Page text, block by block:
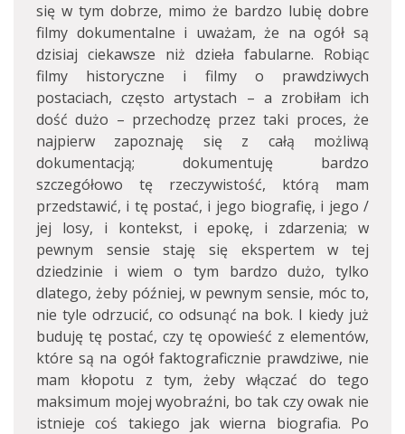
się w tym dobrze, mimo że bardzo lubię dobre
filmy dokumentalne i uważam, że na ogół są
dzisiaj ciekawsze niż dzieła fabularne. Robiąc
filmy historyczne i filmy o prawdziwych
postaciach, często artystach – a zrobiłam ich
dość dużo – przechodzę przez taki proces, że
najpierw zapoznaję się z całą możliwą
dokumentacją; dokumentuję bardzo
szczegółowo tę rzeczywistość, którą mam
przedstawić, i tę postać, i jego biografię, i jego /
jej losy, i kontekst, i epokę, i zdarzenia; w
pewnym sensie staję się ekspertem w tej
dziedzinie i wiem o tym bardzo dużo, tylko
dlatego, żeby później, w pewnym sensie, móc to,
nie tyle odrzucić, co odsunąć na bok. I kiedy już
buduję tę postać, czy tę opowieść z elementów,
które są na ogół faktograficznie prawdziwe, nie
mam kłopotu z tym, żeby włączać do tego
maksimum mojej wyobraźni, bo tak czy owak nie
istnieje coś takiego jak wierna biografia. Po